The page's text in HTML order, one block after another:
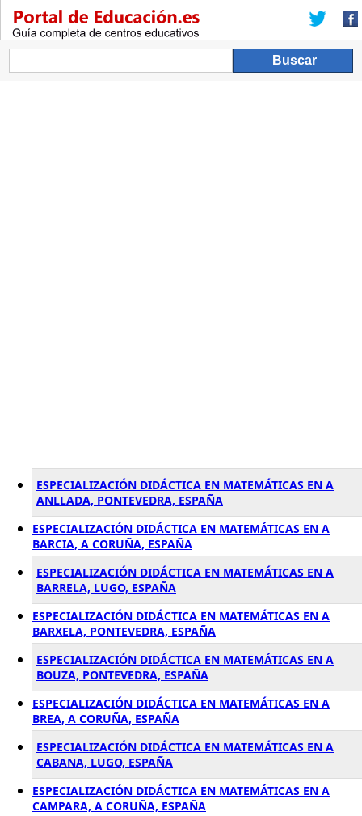
ESPECIALIZACIÓN DIDÁCTICA EN MATEMÁTICAS EN A
ANLLADA, PONTEVEDRA, ESPAÑA
ESPECIALIZACIÓN DIDÁCTICA EN MATEMÁTICAS EN A
BARCIA, A CORUÑA, ESPAÑA
ESPECIALIZACIÓN DIDÁCTICA EN MATEMÁTICAS EN A
BARRELA, LUGO, ESPAÑA
ESPECIALIZACIÓN DIDÁCTICA EN MATEMÁTICAS EN A
BARXELA, PONTEVEDRA, ESPAÑA
ESPECIALIZACIÓN DIDÁCTICA EN MATEMÁTICAS EN A
BOUZA, PONTEVEDRA, ESPAÑA
ESPECIALIZACIÓN DIDÁCTICA EN MATEMÁTICAS EN A
BREA, A CORUÑA, ESPAÑA
ESPECIALIZACIÓN DIDÁCTICA EN MATEMÁTICAS EN A
CABANA, LUGO, ESPAÑA
ESPECIALIZACIÓN DIDÁCTICA EN MATEMÁTICAS EN A
CAMPARA, A CORUÑA, ESPAÑA